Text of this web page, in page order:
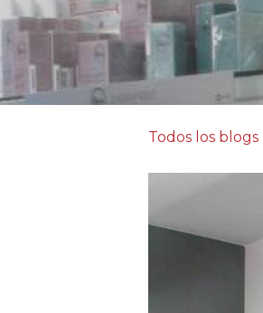
Todos los blogs